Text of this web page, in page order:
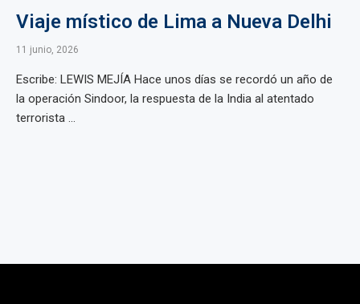
Viaje místico de Lima a Nueva Delhi
11 junio, 2026
Escribe: LEWIS MEJÍA Hace unos días se recordó un año de
la operación Sindoor, la respuesta de la India al atentado
terrorista ...